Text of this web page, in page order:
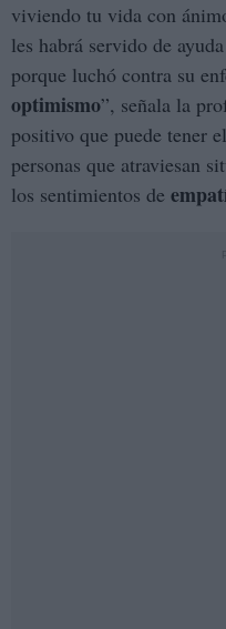
viviendo tu vida con
les habrá servido de
porque luchó contra su
optimismo”, señala la
positivo que puede tener
personas que atraviesan
los sentimientos de